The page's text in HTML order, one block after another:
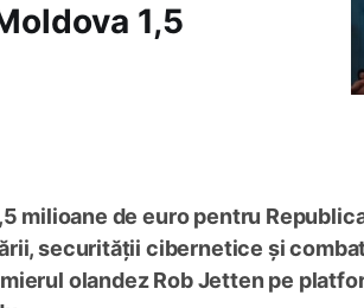
1,5
milioane de euro pentru
securității cibernetice și
olandez Rob Jetten pe